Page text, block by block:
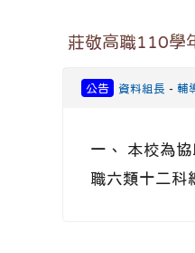
莊敬高職110學
公告 資料組長 -輔
一、 本校為
職六類十二